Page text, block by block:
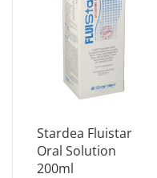
Stardea Fluistar
Oral Solution
200ml